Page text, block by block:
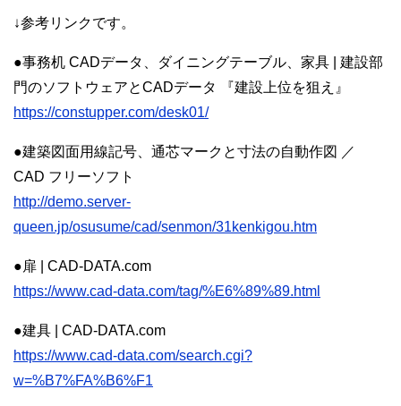
↓参考リンクです。
●事務机 CADデータ、ダイニングテーブル、家具 | 建設部
門のソフトウェアとCADデータ 『建設上位を狙え』
https://constupper.com/desk01/
●建築図面用線記号、通芯マークと寸法の自動作図 ／
CAD フリーソフト
http://demo.server-
queen.jp/osusume/cad/senmon/31kenkigou.htm
●扉 | CAD-DATA.com
https://www.cad-data.com/tag/%E6%89%89.html
●建具 | CAD-DATA.com
https://www.cad-data.com/search.cgi?
w=%B7%FA%B6%F1